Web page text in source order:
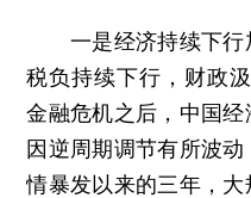
一是经济持续下
税负持续下行，财政汲
金融危机之后，中国
因逆周期调节有所波
情暴发以来的三年，